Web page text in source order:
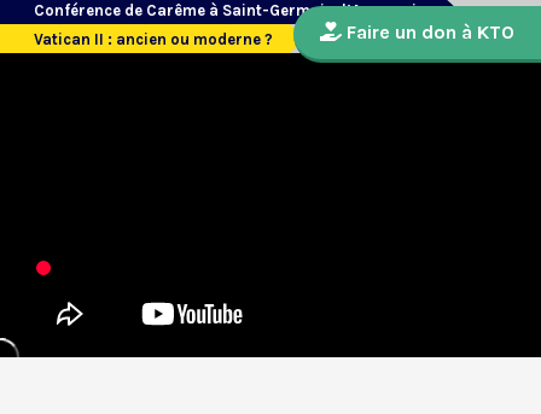
Conférence de Carême à Saint-Germain-l’Auxerrois
Vatican II : ancien ou moderne ?
Faire un don à KTO